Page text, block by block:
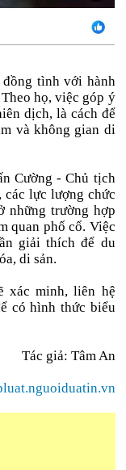
tình với hành
họ, việc góp ý
dịch, là cách để
và không gian di
Cường - Chủ tịch
lực lượng chức
những trường hợp
quan phố cổ. Việc
giải thích để du
di sản.
xác minh, liên hệ
có hình thức biểu
Tác giả: Tâm An